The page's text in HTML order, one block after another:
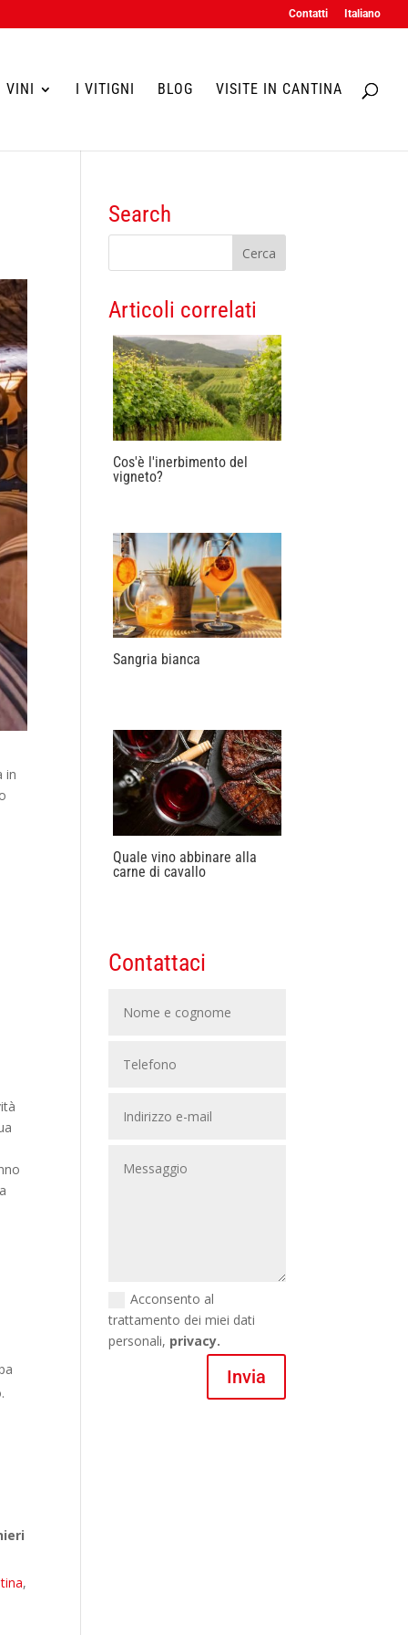
Contatti Italiano
VINI I VITIGNI BLOG VISITE IN CANTINA
in
,
Search
Articoli correlati
Cos'è l'inerbimento del
vigneto?
Sangria bianca
Quale vino abbinare alla
carne di cavallo
Contattaci
Acconsento al
trattamento dei miei dati
personali, privacy.
Invia